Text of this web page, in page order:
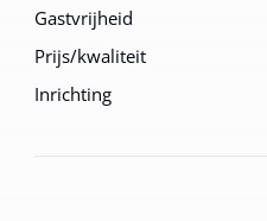
Gastvrijheid
Prijs/kwaliteit
Inrichting